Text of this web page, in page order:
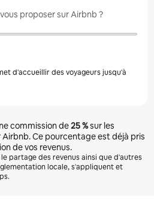
proposer sur Airbnb ?
d'accueillir des voyageurs jusqu'à
commission de25 %sur les
Ce pourcentage est déjà pris
de vos revenus.
partage des revenus ainsi que d'autres
locale, s'appliquent et